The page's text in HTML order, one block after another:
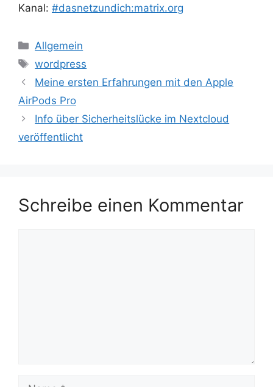
Kanal: #dasnetzundich:matrix.org
Kategorien
Allgemein
Schlagwörter
wordpress
Meine ersten Erfahrungen mit den Apple
AirPods Pro
Info über Sicherheitslücke im Nextcloud
veröffentlicht
Schreibe einen Kommentar
Name